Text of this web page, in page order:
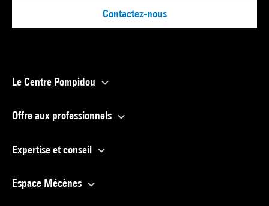
Contactez-nous
Le Centre Pompidou
Offre aux professionnels
Expertise et conseil
Espace Mécènes